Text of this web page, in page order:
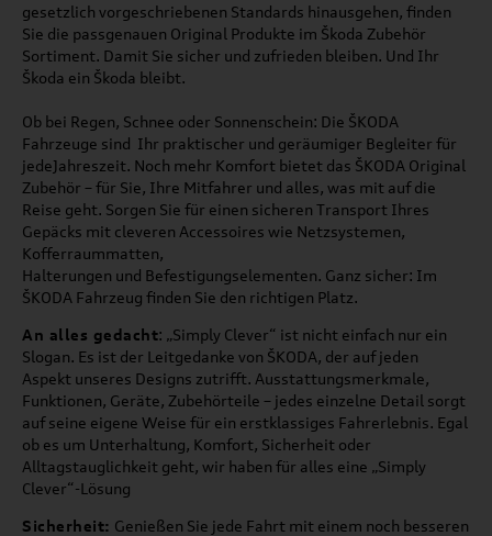
gesetzlich vorgeschriebenen Standards hinausgehen, finden
Sie die passgenauen Original Produkte im Škoda Zubehör
Sortiment. Damit Sie sicher und zufrieden bleiben. Und Ihr
Škoda ein Škoda bleibt.
Ob bei Regen, Schnee oder Sonnenschein: Die ŠKODA
Fahrzeuge sind Ihr praktischer und geräumiger Begleiter für
jedeJahreszeit. Noch mehr Komfort bietet das ŠKODA Original
Zubehör – für Sie, Ihre Mitfahrer und alles, was mit auf die
Reise geht. Sorgen Sie für einen sicheren Transport Ihres
Gepäcks mit cleveren Accessoires wie Netzsystemen,
Kofferraummatten,
Halterungen und Befestigungselementen. Ganz sicher: Im
ŠKODA Fahrzeug finden Sie den richtigen Platz.
An alles gedacht: „Simply Clever“ ist nicht einfach nur ein
Slogan. Es ist der Leitgedanke von ŠKODA, der auf jeden
Aspekt unseres Designs zutrifft. Ausstattungsmerkmale,
Funktionen, Geräte, Zubehörteile – jedes einzelne Detail sorgt
auf seine eigene Weise für ein erstklassiges Fahrerlebnis. Egal
ob es um Unterhaltung, Komfort, Sicherheit oder
Alltagstauglichkeit geht, wir haben für alles eine „Simply
Clever“-Lösung
Sicherheit: Genießen Sie jede Fahrt mit einem noch besseren